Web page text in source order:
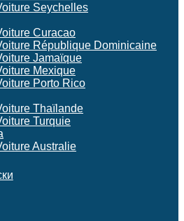
Seychelles
Curacao
République Dominicaine
Jamaïque
Mexique
Porto Rico
Thaïlande
Turquie
Australie